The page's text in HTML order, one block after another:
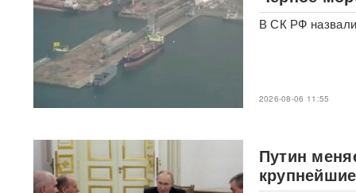
«Уралдронзавода»(ФОТО,
Китай впервые показал
кадры имитации нанесения
ядерного авиаудара
жертва «схемы Долиной»
подожгла себя на глазах у
приставовВИДЕО
В СК РФ
2026-08-06 11:55
Путин